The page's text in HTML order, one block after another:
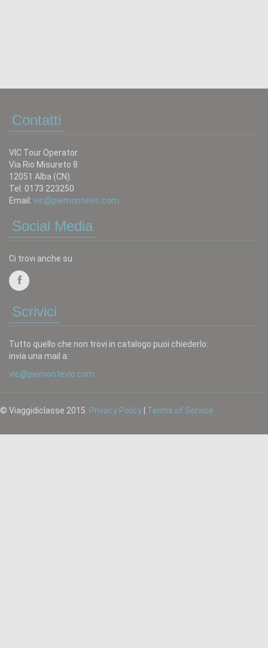
Contatti
VIC Tour Operator
Via Rio Misureto 8
12051 Alba (CN)
Tel. 0173 223250
Email: vic@piemontevic.com
Social Media
Ci trovi anche su
Scrivici
Tutto quello che non trovi in catalogo puoi chiederlo:
invia una mail a:
vic@piemontevic.com
© Viaggidiclasse 2015. Privacy Policy Terms of Service